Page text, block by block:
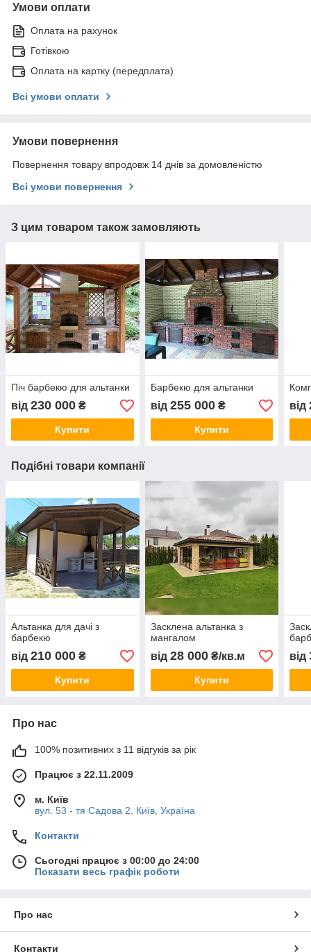
Умови оплати
Оплата на рахунок
Готівкою
Оплата на картку (передплата)
Всі умови оплати
Умови повернення
Повернення товару впродовж 14 днів за домовленістю
Всі умови повернення
З цим товаром також замовляють
Піч барбекю для альтанки
від 230 000 ₴
Купити
Барбекю для альтанки
від 255 000₴
Купити
від
Подібні товари компанії
Альтанка для дачі з
барбекю
від 210 000 ₴
Купити
Засклена альтанка з
мангалом
від 28 000₴/кв.м
Купити
від
Про нас
100% позитивних з 11 відгуків за рік
Працює з 22.11.2009
м. Київ
вул. 53 - тя Садова 2, Київ, Україна
Контакти
Сьогодні працює з 00:00 до 24:00
Показати весь графік роботи
Про нас
Контакти